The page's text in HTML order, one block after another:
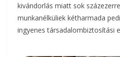
kivándorlás miatt sok
munkanélküliek kétharmada
ingyenes társadalombiztosítási